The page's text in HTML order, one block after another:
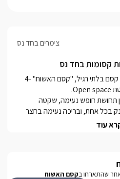
צימרים בחד נס
עוד
שהתארחו בקסם האשוח